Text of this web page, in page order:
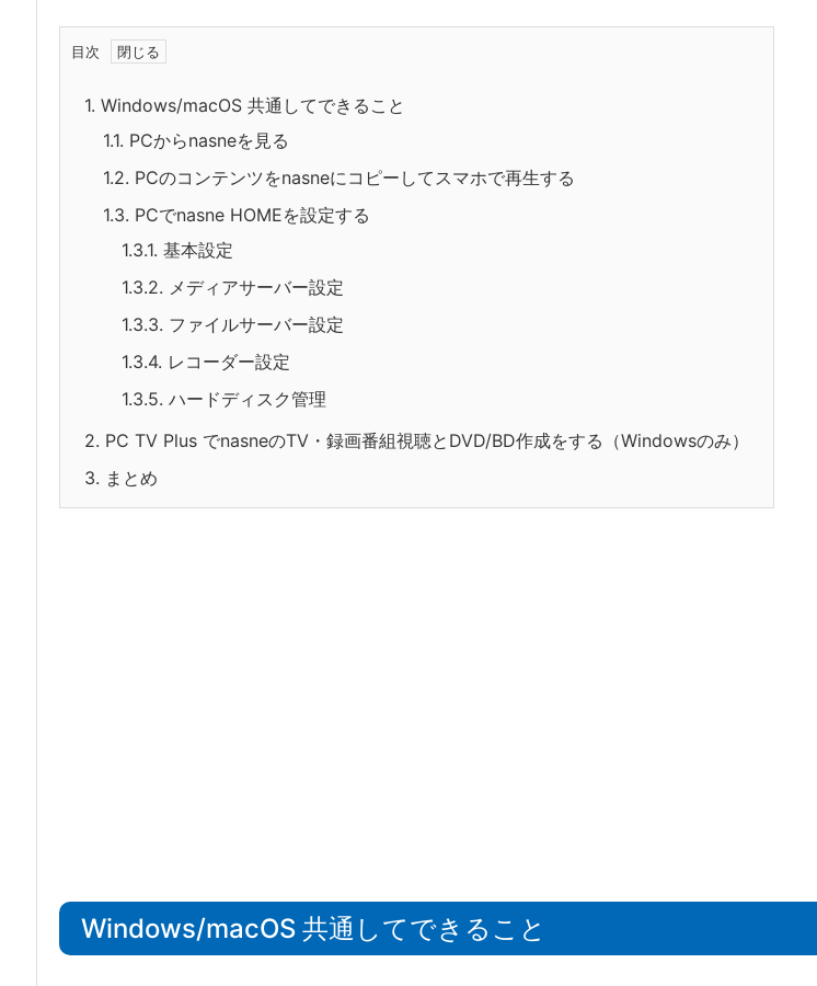
目次
1. Windows/macOS 共通してできること
1.1. PCからnasneを見る
1.2. PCのコンテンツをnasneにコピーしてスマホで再生する
1.3. PCでnasne HOMEを設定する
1.3.1. 基本設定
1.3.2. メディアサーバー設定
1.3.3. ファイルサーバー設定
1.3.4. レコーダー設定
1.3.5. ハードディスク管理
2. PC TV Plus でnasneのTV・録画番組視聴とDVD/BD作成をする（Windowsのみ）
3. まとめ
Windows/macOS 共通してできること